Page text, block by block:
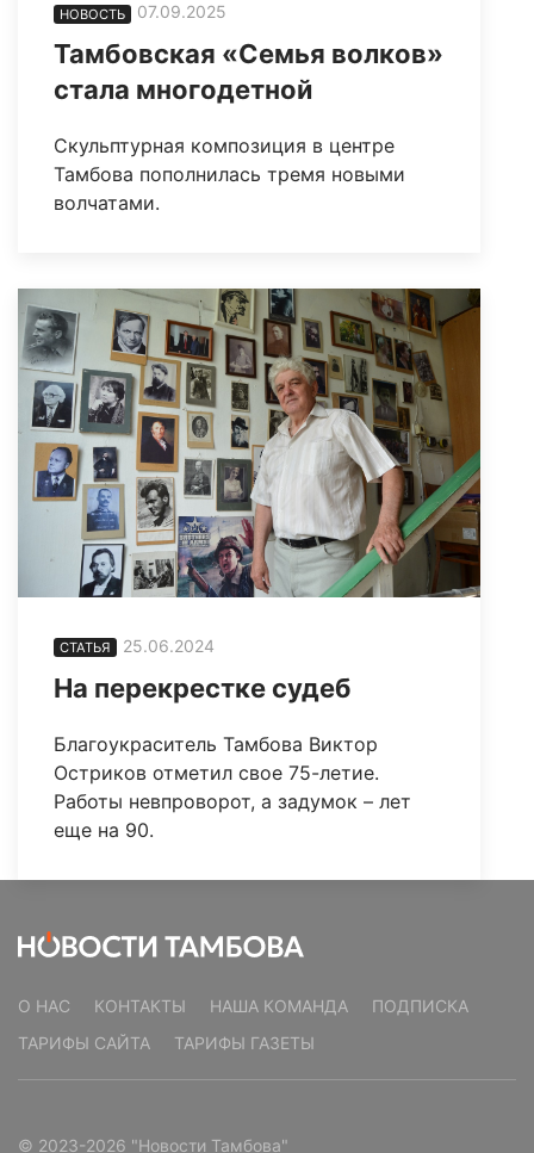
НОВОСТЬ 07.09.2025
Тамбовская «Семья волков»
стала многодетной
Скульптурная композиция в центре
Тамбова пополнилась тремя новыми
волчатами.
СТАТЬЯ 25.06.2024
На перекрестке судеб
Благоукраситель Тамбова Виктор
Остриков отметил свое 75-летие.
Работы невпроворот, а задумок – лет
еще на 90.
О НАС КОНТАКТЫ НАША КОМАНДА
ПОДПИСКА
ТАРИФЫ САЙТА
ТАРИФЫ ГАЗЕТЫ
© 2023-2026 "Новости Тамбова"